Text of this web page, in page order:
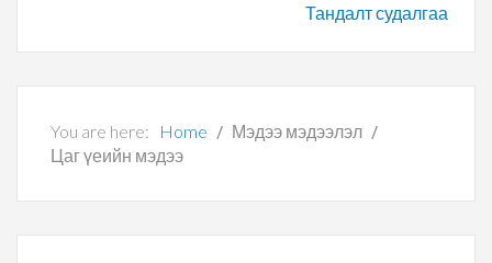
Тандалт судалгаа
You are here: Home
Мэдээ мэдээлэл
Цаг үеийн мэдээ